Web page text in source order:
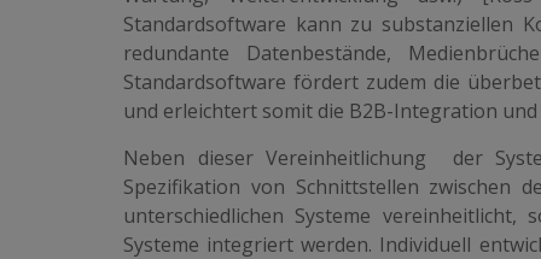
Standardsoftware kann zu substanziellen
redundante Datenbestände,
Standardsoftware fördert zudem die
und erleichtert somit die B2B-Integration und
Neben dieser Vereinheitlichung der
Spezifikation von Schnittstellen zwischen
unterschiedlichen Systeme
Systeme integriert werden. Individuell